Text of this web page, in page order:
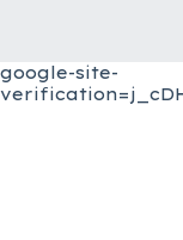
google-site-